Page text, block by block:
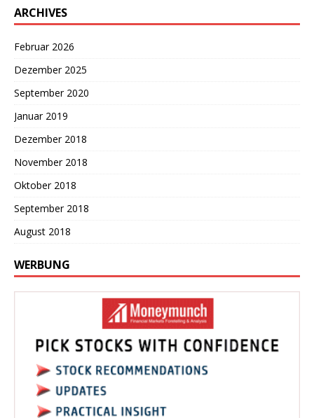
ARCHIVES
Februar 2026
Dezember 2025
September 2020
Januar 2019
Dezember 2018
November 2018
Oktober 2018
September 2018
August 2018
WERBUNG